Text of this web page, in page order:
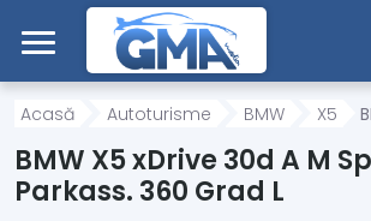
Mergi direct la conținutul principal
Acasă
Autoturisme
Acasă Autoturisme BMW X5
BMW X5 xDrive 30d A M
Parkass. 360 Grad L